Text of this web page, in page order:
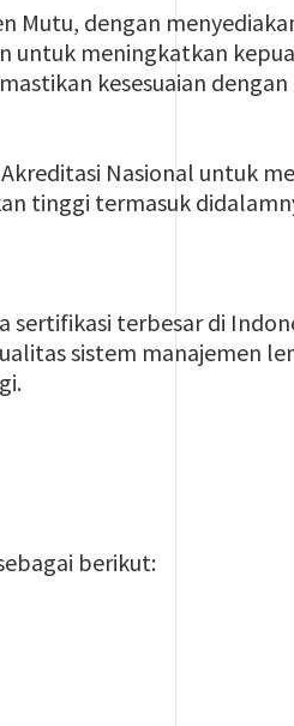
Mutu, dengan
untuk meningkatkan
kesesuaian
Nasional untuk
tinggi termasuk
sertifikasi terbesar di
sistem manajemen
berikut: